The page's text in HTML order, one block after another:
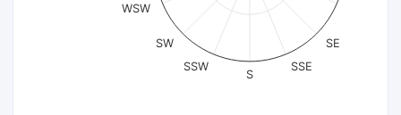
SE
SSE
S
SSW
SW
WSW